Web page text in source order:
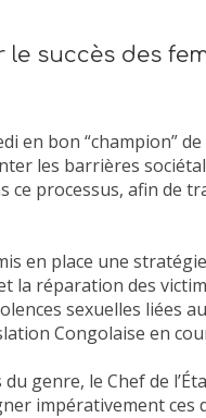
succès des
en bon “champion”
les barrières
ce processus, afin de
en place une
la réparation des
sexuelles liées
Congolaise en
genre, le Chef de
impérativement